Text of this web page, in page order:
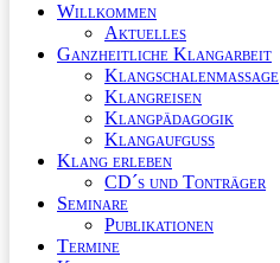
Willkommen
Aktuelles
Ganzheitliche Klangarbeit
Klangschalenmassage
Klangreisen
Klangpädagogik
Klangaufguss
Klang erleben
CD´s und Tonträger
Seminare
Publikationen
Termine